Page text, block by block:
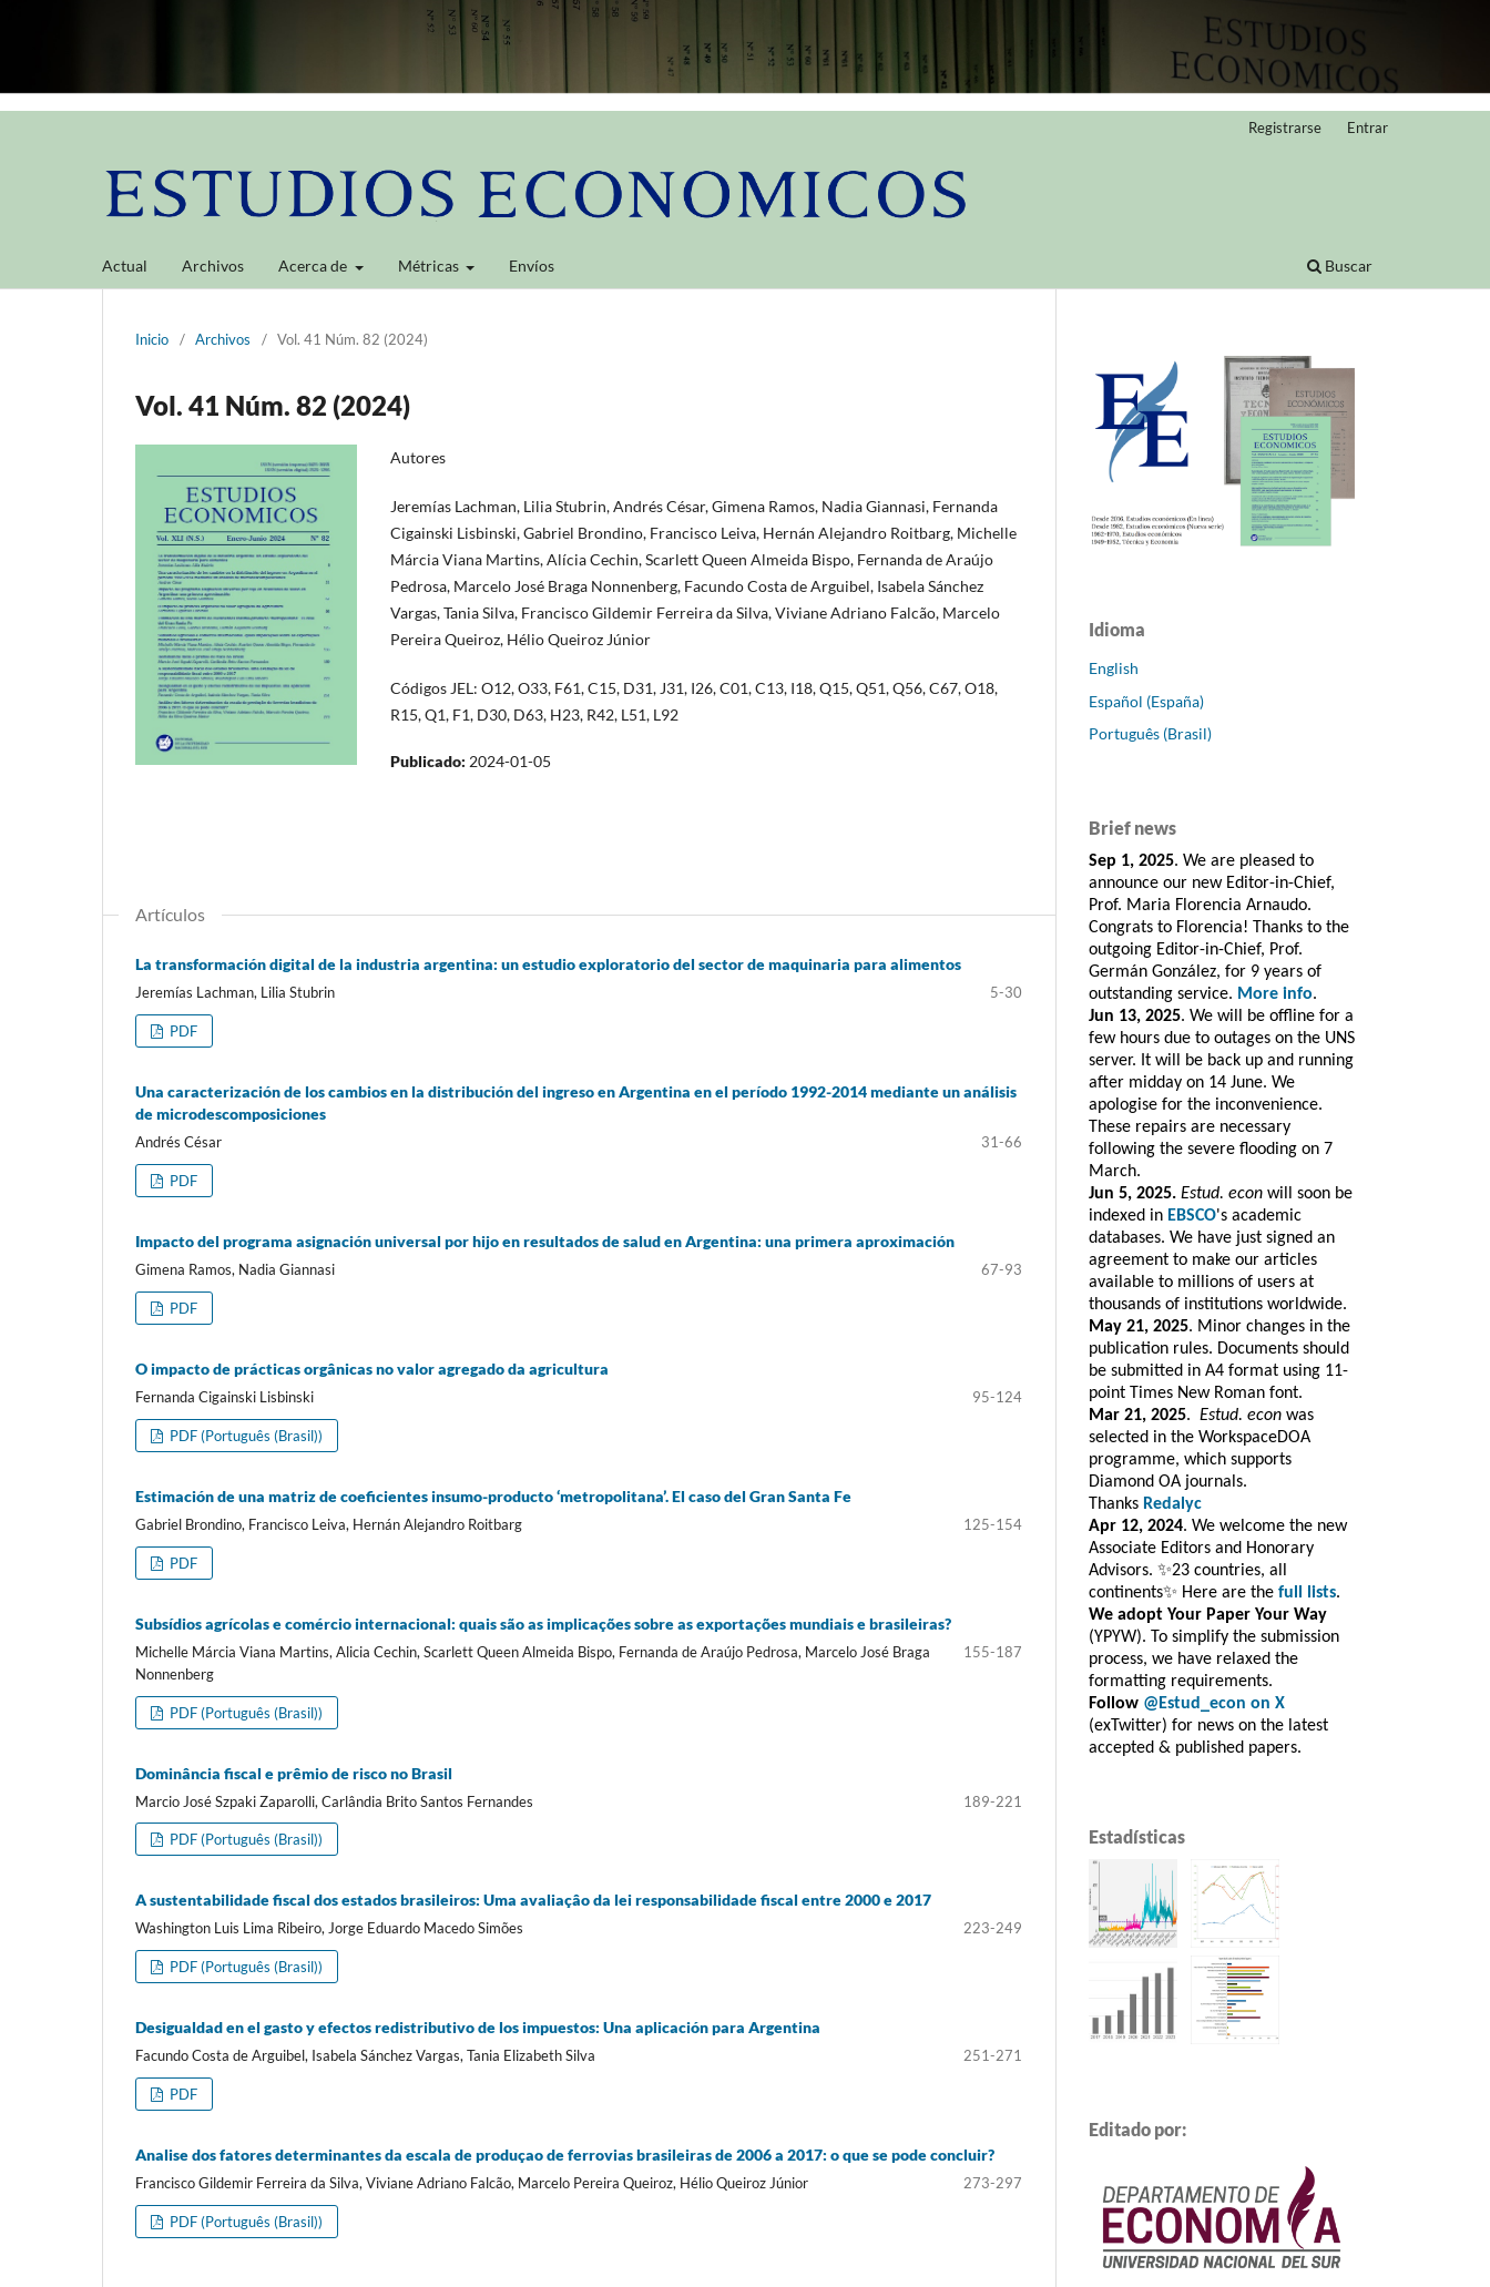
Actual Archivos Acerca de Métricas Envíos Buscar
Registrarse Entrar
Inicio / Archivos / Vol. 41 Núm. 82 (2024)
Vol. 41 Núm. 82 (2024)
Autores
Jeremías Lachman, Lilia Stubrin, Andrés César, Gimena Ramos, Nadia Giannasi, Fernanda
Cigainski Lisbinski, Gabriel Brondino, Francisco Leiva, Hernán Alejandro Roitbarg, Michelle
Márcia Viana Martins, Alícia Cechin, Scarlett Queen Almeida Bispo, Fernanda de Araújo
Pedrosa, Marcelo José Braga Nonnenberg, Facundo Costa de Arguibel, Isabela Sánchez
Vargas, Tania Silva, Francisco Gildemir Ferreira da Silva, Viviane Adriano Falcão, Marcelo
Pereira Queiroz, Hélio Queiroz Júnior
Códigos JEL: O12, O33, F61, C15, D31, J31, I26, C01, C13, I18, Q15, Q51, Q56, C67, O18,
R15, Q1, F1, D30, D63, H23, R42, L51, L92
Publicado: 2024-01-05
Artículos
La transformación digital de la industria argentina: un estudio exploratorio del sector de maquinaria para alimentos
Jeremías Lachman, Lilia Stubrin 5-30
PDF
Una caracterización de los cambios en la distribución del ingreso en Argentina en el período 1992-2014 mediante un análisis
de microdescomposiciones
Andrés César 31-66
PDF
Impacto del programa asignación universal por hijo en resultados de salud en Argentina: una primera aproximación
Gimena Ramos, Nadia Giannasi 67-93
PDF
O impacto de prácticas orgânicas no valor agregado da agricultura
Fernanda Cigainski Lisbinski 95-124
PDF (Português (Brasil))
Estimación de una matriz de coeficientes insumo-producto ‘metropolitana’. El caso del Gran Santa Fe
Gabriel Brondino, Francisco Leiva, Hernán Alejandro Roitbarg 125-154
PDF
Subsídios agrícolas e comércio internacional: quais são as implicações sobre as exportações mundiais e brasileiras?
Michelle Márcia Viana Martins, Alicia Cechin, Scarlett Queen Almeida Bispo, Fernanda de Araújo Pedrosa, Marcelo José Braga
Nonnenberg
155-187
PDF (Português (Brasil))
Dominância fiscal e prêmio de risco no Brasil
Marcio José Szpaki Zaparolli, Carlândia Brito Santos Fernandes 189-221
PDF (Português (Brasil))
A sustentabilidade fiscal dos estados brasileiros: Uma avaliaçâo da lei responsabilidade fiscal entre 2000 e 2017
Washington Luis Lima Ribeiro, Jorge Eduardo Macedo Simões 223-249
PDF (Português (Brasil))
Desigualdad en el gasto y efectos redistributivo de los impuestos: Una aplicación para Argentina
Facundo Costa de Arguibel, Isabela Sánchez Vargas, Tania Elizabeth Silva 251-271
PDF
Analise dos fatores determinantes da escala de produçao de ferrovias brasileiras de 2006 a 2017: o que se pode concluir?
Francisco Gildemir Ferreira da Silva, Viviane Adriano Falcão, Marcelo Pereira Queiroz, Hélio Queiroz Júnior 273-297
PDF (Português (Brasil))
Idioma
English
Español (España)
Português (Brasil)
Brief news
Sep 1, 2025. We are pleased to
announce our new Editor-in-Chief,
Prof. Maria Florencia Arnaudo.
Congrats to Florencia! Thanks to the
outgoing Editor-in-Chief, Prof.
Germán González, for 9 years of
outstanding service. More info.
Jun 13, 2025. We will be offline for a
few hours due to outages on the UNS
server. It will be back up and running
after midday on 14 June. We
apologise for the inconvenience.
These repairs are necessary
following the severe flooding on 7
March.
Jun 5, 2025. Estud. econ will soon be
indexed in EBSCO's academic
databases. We have just signed an
agreement to make our articles
available to millions of users at
thousands of institutions worldwide.
May 21, 2025. Minor changes in the
publication rules. Documents should
be submitted in A4 format using 11-
point Times New Roman font.
Mar 21, 2025. Estud. econ was
selected in the WorkspaceDOA
programme, which supports
Diamond OA journals.
Thanks Redalyc
Apr 12, 2024. We welcome the new
Associate Editors and Honorary
Advisors. ✨23 countries, all
continents✨ Here are the full lists.
We adopt Your Paper Your Way
(YPYW). To simplify the submission
process, we have relaxed the
formatting requirements.
Follow @Estud_econ on X
(exTwitter) for news on the latest
accepted & published papers.
Estadísticas
Editado por: